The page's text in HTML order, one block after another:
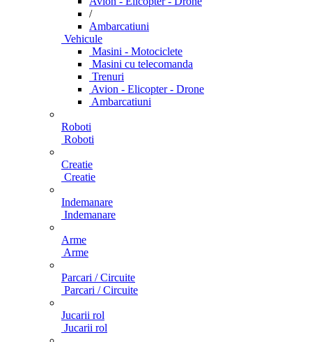
/
Ambarcatiuni
Vehicule
Masini - Motociclete
Masini cu telecomanda
Trenuri
Avion - Elicopter - Drone
Ambarcatiuni
Roboti
Roboti
Creatie
Creatie
Indemanare
Indemanare
Arme
Arme
Parcari / Circuite
Parcari / Circuite
Jucarii rol
Jucarii rol